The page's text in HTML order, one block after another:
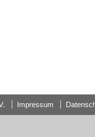
Impressum